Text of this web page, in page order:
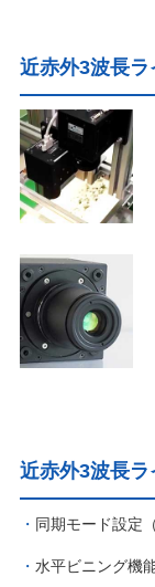
近赤外3波長ラ
近赤外3波長
同期モード設定
水平ビニング機